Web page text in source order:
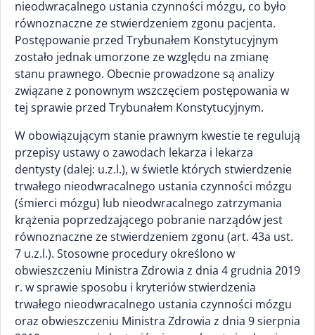
nieodwracalnego ustania czynności mózgu, co było
równoznaczne ze stwierdzeniem zgonu pacjenta.
Postępowanie przed Trybunałem Konstytucyjnym
zostało jednak umorzone ze względu na zmianę
stanu prawnego. Obecnie prowadzone są analizy
związane z ponownym wszczęciem postępowania w
tej sprawie przed Trybunałem Konstytucyjnym.
W obowiązującym stanie prawnym kwestie te regulują
przepisy ustawy o zawodach lekarza i lekarza
dentysty (dalej: u.z.l.), w świetle których stwierdzenie
trwałego nieodwracalnego ustania czynności mózgu
(śmierci mózgu) lub nieodwracalnego zatrzymania
krążenia poprzedzającego pobranie narządów jest
równoznaczne ze stwierdzeniem zgonu (art. 43a ust.
7 u.z.l.). Stosowne procedury określono w
obwieszczeniu Ministra Zdrowia z dnia 4 grudnia 2019
r. w sprawie sposobu i kryteriów stwierdzenia
trwałego nieodwracalnego ustania czynności mózgu
oraz obwieszczeniu Ministra Zdrowia z dnia 9 sierpnia